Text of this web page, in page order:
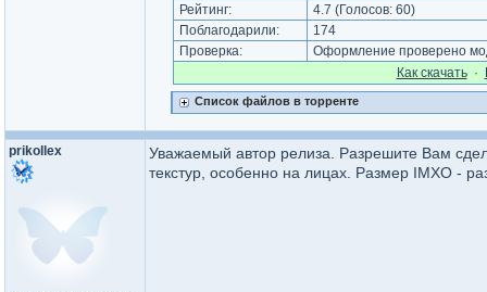
Рейтинг: 4.7 (Голосов: 60)
Поблагодарили:
174
Проверка:
Оформление проверено
Как cкачать·
Список файлов в торренте
prikollex
Уважаемый автор релиза. Разрешите Вам
текстур, особенно на лицах. Размер IMXO -